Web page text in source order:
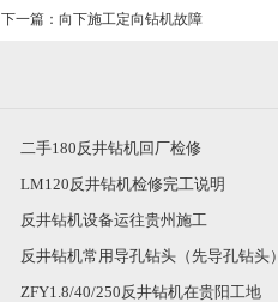
下一篇： 向下施工定向钻机故障
二手180反井钻机回厂检修
LM120反井钻机检修完工说明
反井钻机设备运往贵州施工
反井钻机常用导孔钻头（先导孔钻头）
ZFY1.8/40/250反井钻机在贵阳工地